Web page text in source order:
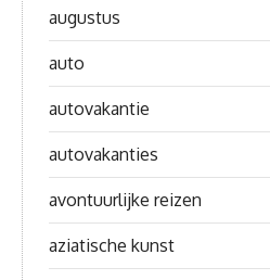
augustus
auto
autovakantie
autovakanties
avontuurlijke reizen
aziatische kunst